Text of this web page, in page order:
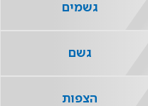
גשמים
גשם
הצפות